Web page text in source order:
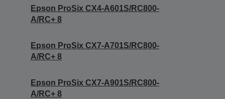
Epson ProSix CX4-A601S/RC800-
A/RC+ 8
Epson ProSix CX7-A701S/RC800-
A/RC+ 8
Epson ProSix CX7-A901S/RC800-
A/RC+ 8